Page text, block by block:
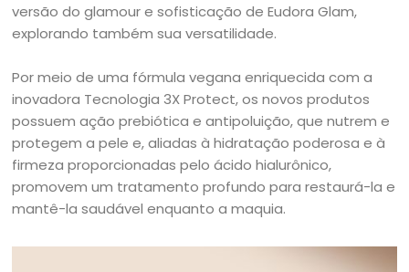
versão do glamour e sofisticação de Eudora Glam,
explorando também sua versatilidade.
Por meio de uma fórmula vegana enriquecida com a
inovadora Tecnologia 3X Protect, os novos produtos
possuem ação prebiótica e antipoluição, que nutrem e
protegem a pele e, aliadas à hidratação poderosa e à
firmeza proporcionadas pelo ácido hialurônico,
promovem um tratamento profundo para restaurá-la e
mantê-la saudável enquanto a maquia.